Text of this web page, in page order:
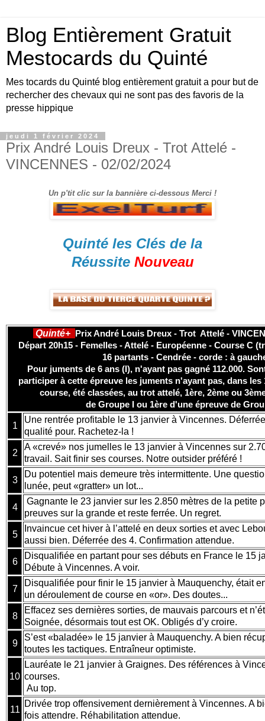
Blog Entièrement Gratuit
Mestocards du Quinté
Mes tocards du Quinté blog entièrement gratuit a pour but de
rechercher des chevaux qui ne sont pas des favoris de la
presse hippique
jeudi 1 février 2024
Prix André Louis Dreux - Trot Attelé -
VINCENNES - 02/02/2024
Un p'tit clic sur la bannière ci-dessous Merci !
Quinté les Clés de la
Réussite Nouveau
Quinté+ Prix André Louis Dreux - Trot Attelé -
Départ 20h15 - Femelles - Attelé - Européenne - Course C
16 partants - Cendrée - corde : à
Pour juments de 6 ans (I), n'ayant pas gagné 112.000.
participer à cette épreuve les juments n'ayant pas, dans les
course, été classées, au trot attelé, 1ère, 2ème ou
de Groupe I ou 1ère d'une épreuve de
1
Une rentrée profitable le 13 janvier à Vincennes.
qualité pour. Rachetez-la !
2
A «crevé» nos jumelles le 13 janvier à Vincennes sur
travail. Sait finir ses courses. Notre outsider préféré !
3
Du potentiel mais demeure très intermittente. Une
lunée, peut «gratter» un lot...
4
Gagnante le 23 janvier sur les 2.850 mètres de la petite
preuves sur la grande et reste ferrée. Un regret.
5
Invaincue cet hiver à l’attelé en deux sorties et avec
aussi bien. Déferrée des 4. Confirmation attendue.
6
Disqualifiée en partant pour ses débuts en France le 15
Débute à Vincennes. A voir.
7
Disqualifiée pour finir le 15 janvier à Mauquenchy, était
un déroulement de course en «or». Des doutes...
8
Effacez ses dernières sorties, de mauvais parcours et
Soignée, désormais tout est OK. Obligés d’y croire.
9
S’est «baladée» le 15 janvier à Mauquenchy. A bien
toutes les tactiques. Entraîneur optimiste.
10
Lauréate le 21 janvier à Graignes. Des références à
courses.
Au top.
11
Drivée trop offensivement dernièrement à Vincennes. A
fois attendre. Réhabilitation attendue.